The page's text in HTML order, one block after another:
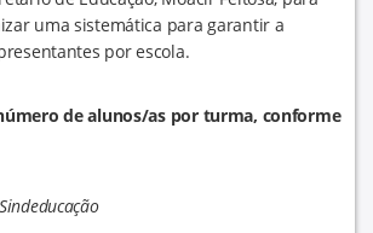
uma sistemática para garantir a
por escola.
de alunos/as por turma, conforme